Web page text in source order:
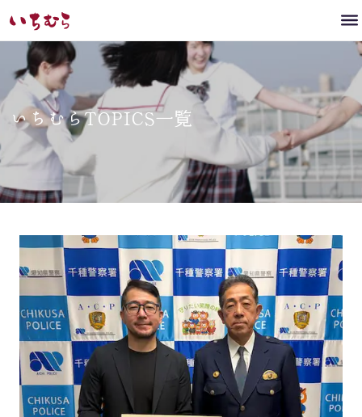
いちむらTOPICS一覧